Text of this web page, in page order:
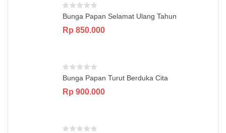
Bunga Papan Selamat Ulang Tahun
Rp 850.000
Bunga Papan Turut Berduka Cita
Rp 900.000